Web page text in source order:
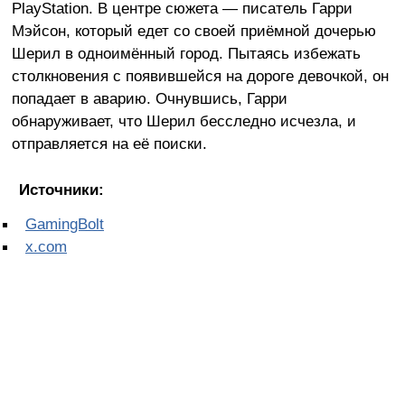
PlayStation. В центре сюжета — писатель Гарри
Мэйсон, который едет со своей приёмной дочерью
Шерил в одноимённый город. Пытаясь избежать
столкновения с появившейся на дороге девочкой, он
попадает в аварию. Очнувшись, Гарри
обнаруживает, что Шерил бесследно исчезла, и
отправляется на её поиски.
Источники:
GamingBolt
x.com